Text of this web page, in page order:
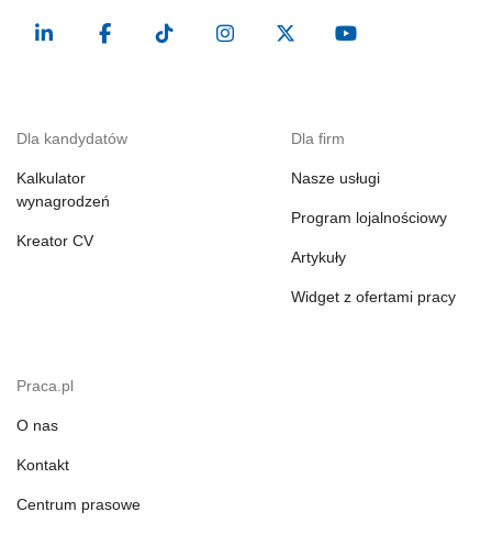
Dla kandydatów
Kalkulator
wynagrodzeń
Kreator CV
Dla firm
Nasze usługi
Program lojalnościowy
Artykuły
Widget z ofertami pracy
Praca.pl
O nas
Kontakt
Centrum prasowe